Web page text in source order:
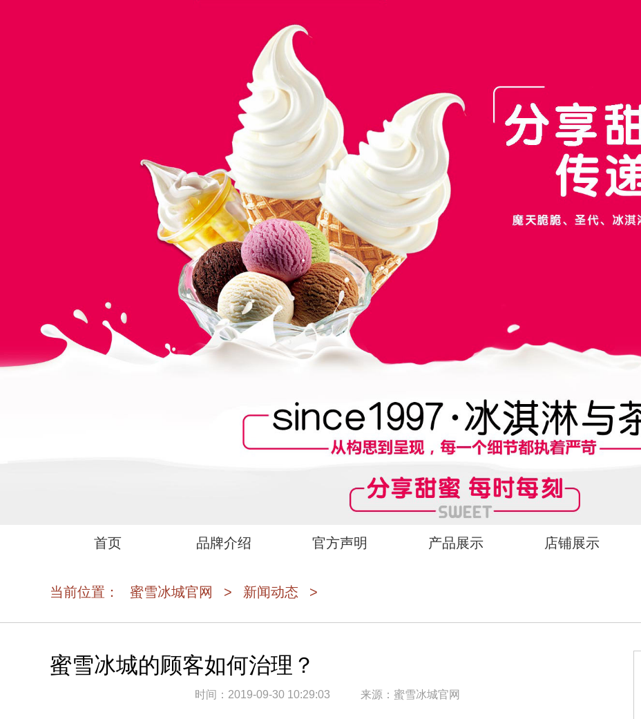
首页 品牌介绍 官方声明 产品展示 店铺展示
当前位置： 蜜雪冰城官网 > 新闻动态 >
蜜雪冰城的顾客如何治理？
时间： 2019-09-30 10:29:03 来源： 蜜雪冰城官网